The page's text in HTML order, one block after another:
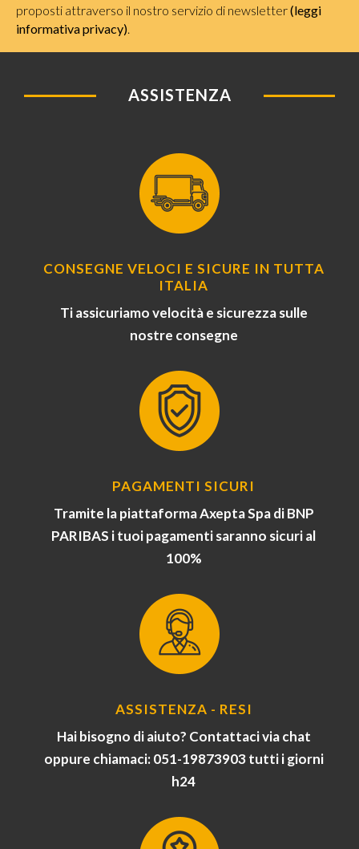
proposti attraverso il nostro servizio di newsletter(leggi
informativa privacy).
ASSISTENZA
CONSEGNE VELOCI E SICURE IN TUTTA
ITALIA
Ti assicuriamo velocità e sicurezza sulle
nostre consegne
PAGAMENTI SICURI
Tramite la piattaforma Axepta Spa di BNP
PARIBAS i tuoi pagamenti saranno sicuri al
100%
ASSISTENZA - RESI
Hai bisogno di aiuto? Contattaci via chat
oppure chiamaci: 051-19873903 tutti i giorni
h24